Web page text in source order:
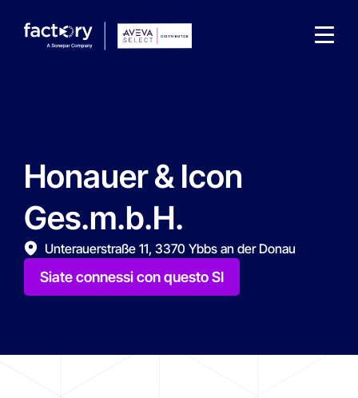
Che cosa sta cercando ?
Honauer & Icon
Ges.m.b.H.
Unterauerstraße 11, 3370 Ybbs an der Donau
Siate connessi con questo SI